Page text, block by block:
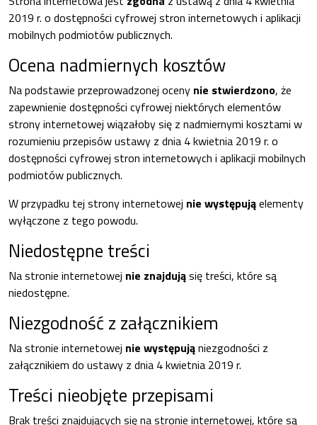
2019 r. o dostępności cyfrowej stron internetowych i aplikacji
mobilnych podmiotów publicznych.
Ocena nadmiernych kosztów
Na podstawie przeprowadzonej oceny nie stwierdzono, że
zapewnienie dostępności cyfrowej niektórych elementów
strony internetowej wiązałoby się z nadmiernymi kosztami w
rozumieniu przepisów ustawy z dnia 4 kwietnia 2019 r. o
dostępności cyfrowej stron internetowych i aplikacji mobilnych
podmiotów publicznych.
W przypadku tej strony internetowej nie występująelementy
wyłączone z tego powodu.
Niedostępne treści
Na stronie internetowej nie znajdująsię treści, które są
niedostępne.
Niezgodność z załącznikiem
Na stronie internetowej nie występująniezgodności z
załącznikiem do ustawy z dnia 4 kwietnia 2019 r.
Treści nieobjęte przepisami
Brak treści znajdujących się na stronie internetowej, które są